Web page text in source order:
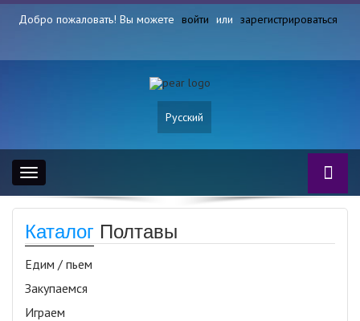
Добро пожаловать! Вы можете войти или зарегистрироваться
Русский
Toggle
navigation
Каталог Полтавы
Едим / пьем
Закупаемся
Играем